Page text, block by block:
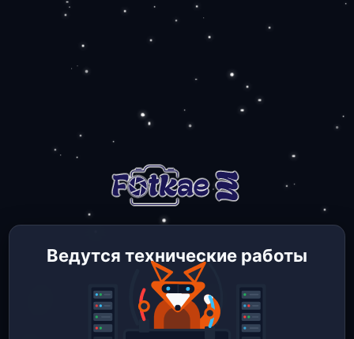
Ведутся технические работы